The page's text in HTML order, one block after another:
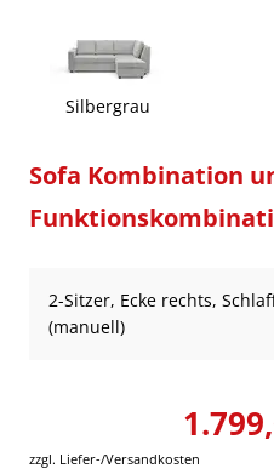
Silbergrau
Sofa Kombination
2-Sitzer, Ecke rechts,
(manuell)
zzgl. Liefer-/Versandkosten